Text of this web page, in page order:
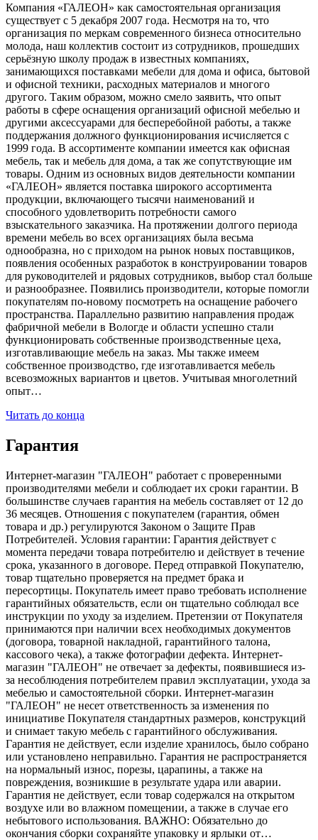
Компания «ГАЛЕОН» как самостоятельная организация
существует с 5 декабря 2007 года. Несмотря на то, что
организация по меркам современного бизнеса относительно
молода, наш коллектив состоит из сотрудников, прошедших
серьёзную школу продаж в известных компаниях,
занимающихся поставками мебели для дома и офиса, бытовой
и офисной техники, расходных материалов и многого
другого. Таким образом, можно смело заявить, что опыт
работы в сфере оснащения организаций офисной мебелью и
другими аксессуарами для бесперебойной работы, а также
поддержания должного функционирования исчисляется с
1999 года. В ассортименте компании имеется как офисная
мебель, так и мебель для дома, а так же сопутствующие им
товары. Одним из основных видов деятельности компании
«ГАЛЕОН» является поставка широкого ассортимента
продукции, включающего тысячи наименований и
способного удовлетворить потребности самого
взыскательного заказчика. На протяжении долгого периода
времени мебель во всех организациях была весьма
однообразна, но с приходом на рынок новых поставщиков,
появления особенных разработок в конструировании товаров
для руководителей и рядовых сотрудников, выбор стал больше
и разнообразнее. Появились производители, которые помогли
покупателям по-новому посмотреть на оснащение рабочего
пространства. Параллельно развитию направления продаж
фабричной мебели в Вологде и области успешно стали
функционировать собственные производственные цеха,
изготавливающие мебель на заказ. Мы также имеем
собственное производство, где изготавливается мебель
всевозможных вариантов и цветов. Учитывая многолетний
опыт…
Читать до конца
Гарантия
Интернет-магазин "ГАЛЕОН" работает с проверенными
производителями мебели и соблюдает их сроки гарантии. В
большинстве случаев гарантия на мебель составляет от 12 до
36 месяцев. Отношения с покупателем (гарантия, обмен
товара и др.) регулируются Законом о Защите Прав
Потребителей. Условия гарантии: Гарантия действует с
момента передачи товара потребителю и действует в течение
срока, указанного в договоре. Перед отправкой Покупателю,
товар тщательно проверяется на предмет брака и
пересортицы. Покупатель имеет право требовать исполнение
гарантийных обязательств, если он тщательно соблюдал все
инструкции по уходу за изделием. Претензии от Покупателя
принимаются при наличии всех необходимых документов
(договора, товарной накладной, гарантийного талона,
кассового чека), а также фотографии дефекта. Интернет-
магазин "ГАЛЕОН" не отвечает за дефекты, появившиеся из-
за несоблюдения потребителем правил эксплуатации, ухода за
мебелью и самостоятельной сборки. Интернет-магазин
"ГАЛЕОН" не несет ответственность за изменения по
инициативе Покупателя стандартных размеров, конструкций
и снимает такую мебель с гарантийного обслуживания.
Гарантия не действует, если изделие хранилось, было собрано
или установлено неправильно. Гарантия не распространяется
на нормальный износ, порезы, царапины, а также на
повреждения, возникшие в результате удара или аварии.
Гарантия не действует, если товар содержался на открытом
воздухе или во влажном помещении, а также в случае его
небытового использования. ВАЖНО: Обязательно до
окончания сборки сохраняйте упаковку и ярлыки от…